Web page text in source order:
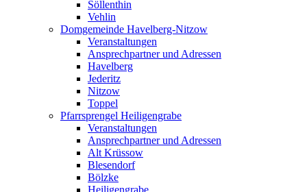
Söllenthin
Vehlin
Domgemeinde Havelberg-Nitzow
Veranstaltungen
Ansprechpartner und Adressen
Havelberg
Jederitz
Nitzow
Toppel
Pfarrsprengel Heiligengrabe
Veranstaltungen
Ansprechpartner und Adressen
Alt Krüssow
Blesendorf
Bölzke
Heiligengrabe